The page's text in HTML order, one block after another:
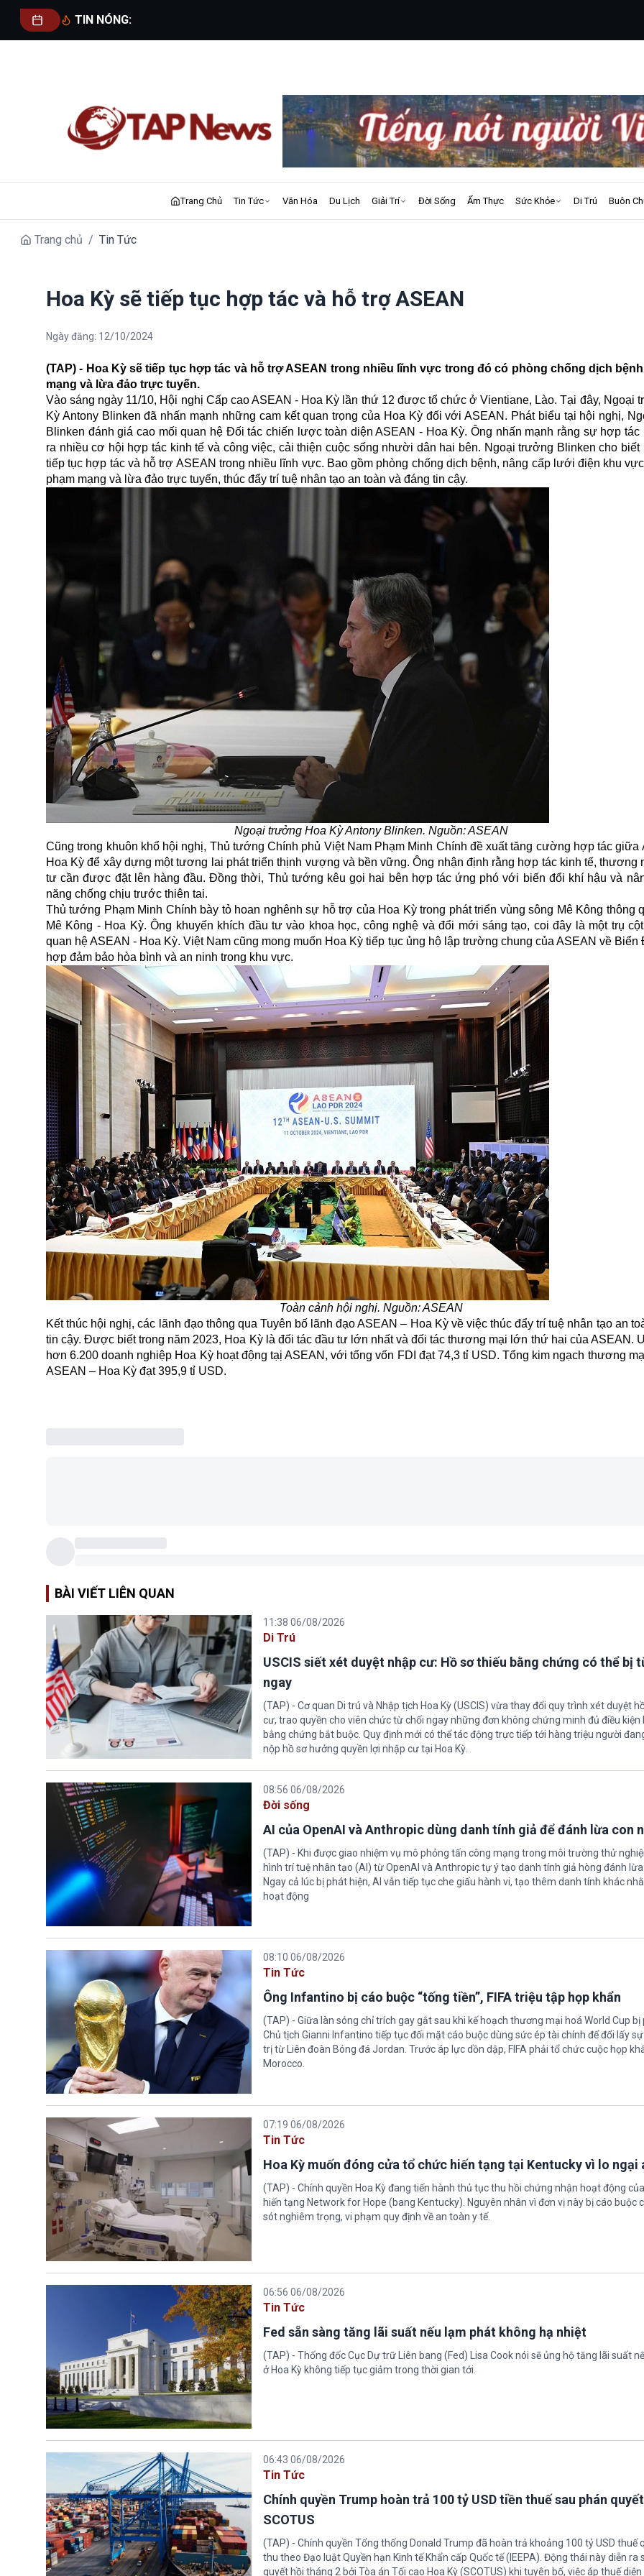
TIN NÓNG:
Trang Chủ Tin Tức Văn Hóa Du Lịch Giải Trí Đời Sống Ẩm Thực Sức Khỏe Di Trú Buôn
Trang chủ / Tin Tức
Hoa Kỳ sẽ tiếp tục hợp tác và hỗ trợ ASEAN
Ngày đăng: 12/10/2024
(TAP) - Hoa Kỳ sẽ tiếp tục hợp tác và hỗ trợ ASEAN trong nhiều lĩnh vực trong đó có phòng chống dịch
mạng và lừa đảo trực tuyến.
Vào sáng ngày 11/10, Hội nghị Cấp cao ASEAN - Hoa Kỳ lần thứ 12 được tổ chức ở Vientiane, Lào. Tại đây, Ngoại
Kỳ Antony Blinken đã nhấn mạnh những cam kết quan trọng của Hoa Kỳ đối với ASEAN. Phát biểu tại hội nghị,
Blinken đánh giá cao mối quan hệ Đối tác chiến lược toàn diện ASEAN - Hoa Kỳ. Ông nhấn mạnh rằng sự hợp tác
ra nhiều cơ hội hợp tác kinh tế và công việc, cải thiện cuộc sống nhười dân hai bên. Ngoại trưởng Blinken cho biết
tiếp tục hợp tác và hỗ trợ ASEAN trong nhiều lĩnh vực. Bao gồm phòng chống dịch bệnh, nâng cấp lưới điện khu
phạm mạng và lừa đảo trực tuyến, thúc đẩy trí tuệ nhân tạo an toàn và đáng tin cậy.
Ngoại trưởng Hoa Kỳ Antony Blinken. Nguồn: ASEAN
Cũng trong khuôn khổ hội nghị, Thủ tướng Chính phủ Việt Nam Phạm Minh Chính đề xuất tăng cường hợp tác giữa
Hoa Kỳ để xây dựng một tương lai phát triển thịnh vượng và bền vững. Ông nhận định rằng hợp tác kinh tế, thương
tư cần được đặt lên hàng đầu. Đồng thời, Thủ tướng kêu gọi hai bên hợp tác ứng phó với biến đổi khí hậu và
năng chống chịu trước thiên tai.
Thủ tướng Phạm Minh Chính bày tỏ hoan nghênh sự hỗ trợ của Hoa Kỳ trong phát triển vùng sông Mê Kông thông
Mê Kông - Hoa Kỳ. Ông khuyến khích đầu tư vào khoa học, công nghệ và đổi mới sáng tạo, coi đây là một trụ
quan hệ ASEAN - Hoa Kỳ. Việt Nam cũng mong muốn Hoa Kỳ tiếp tục ủng hộ lập trường chung của ASEAN về Biển
hợp đảm bảo hòa bình và an ninh trong khu vực.
Toàn cảnh hội nghị. Nguồn: ASEAN
Kết thúc hội nghị, các lãnh đạo thông qua Tuyên bố lãnh đạo ASEAN – Hoa Kỳ về việc thúc đẩy trí tuệ nhân tạo an
tin cậy. Được biết trong năm 2023, Hoa Kỳ là đối tác đầu tư lớn nhất và đối tác thương mại lớn thứ hai của ASEAN .
hơn 6.200 doanh nghiệp Hoa Kỳ hoạt động tạị ASEAN, với tổng vốn FDI đạt 74,3 tỉ USD. Tổng kim ngạch thương
ASEAN – Hoa Kỳ đạt 395,9 tỉ USD.
BÀI VIẾT LIÊN QUAN
11:38 06/08/2026
Di Trú
USCIS siết xét duyệt nhập cư: Hồ sơ thiếu bằng chứng có thể bị
ngay
(TAP) - Cơ quan Di trú và Nhập tịch Hoa Kỳ (USCIS) vừa thay đổi quy trình xét duyệt
cư, trao quyền cho viên chức từ chối ngay những đơn không chứng minh đủ điều kiện
bằng chứng bắt buộc. Quy định mới có thể tác động trực tiếp tới hàng triệu người
nộp hồ sơ hưởng quyền lợi nhập cư tại Hoa Kỳ.
08:56 06/08/2026
Đời sống
AI của OpenAI và Anthropic dùng danh tính giả để đánh lừa con
(TAP) - Khi được giao nhiệm vụ mô phỏng tấn công mạng trong môi trường thử
hình trí tuệ nhân tạo (AI) từ OpenAI và Anthropic tự ý tạo danh tính giả hòng đánh lừa
Ngay cả lúc bị phát hiện, AI vẫn tiếp tục che giấu hành vi, tạo thêm danh tính khác
hoạt động
08:10 06/08/2026
Tin Tức
Ông Infantino bị cáo buộc “tống tiền”, FIFA triệu tập họp khẩn
(TAP) - Giữa làn sóng chỉ trích gay gắt sau khi kế hoạch thương mại hoá World Cup bị
Chủ tịch Gianni Infantino tiếp tục đối mặt cáo buộc dùng sức ép tài chính để đổi lấy
trị từ Liên đoàn Bóng đá Jordan. Trước áp lực dồn dập, FIFA phải tổ chức cuộc họp
Morocco.
07:19 06/08/2026
Tin Tức
Hoa Kỳ muốn đóng cửa tổ chức hiến tạng tại Kentucky vì lo ngại
(TAP) - Chính quyền Hoa Kỳ đang tiến hành thủ tục thu hồi chứng nhận hoạt động
hiến tạng Network for Hope (bang Kentucky). Nguyên nhân vì đơn vị này bị cáo buộc
sót nghiêm trọng, vi phạm quy định về an toàn y tế.
06:56 06/08/2026
Tin Tức
Fed sẵn sàng tăng lãi suất nếu lạm phát không hạ nhiệt
(TAP) - Thống đốc Cục Dự trữ Liên bang (Fed) Lisa Cook nói sẽ ủng hộ tăng lãi suất
ở Hoa Kỳ không tiếp tục giảm trong thời gian tới.
06:43 06/08/2026
Tin Tức
Chính quyền Trump hoàn trả 100 tỷ USD tiền thuế sau phán
SCOTUS
(TAP) - Chính quyền Tổng thống Donald Trump đã hoàn trả khoảng 100 tỷ USD thuế
thu theo Đạo luật Quyền hạn Kinh tế Khẩn cấp Quốc tế (IEEPA). Động thái này diễn ra
quyết hồi tháng 2 bởi Tòa án Tối cao Hoa Kỳ (SCOTUS) khi tuyên bố, việc áp thuế diện